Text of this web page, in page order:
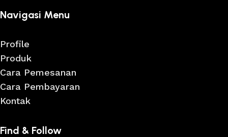
Navigasi Menu
Profile
Produk
Cara Pemesanan
Cara Pembayaran
Kontak
Find & Follow